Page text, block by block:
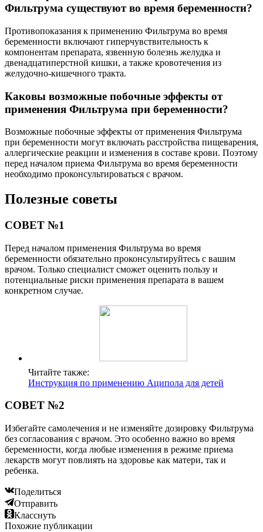
Фильтрума существуют во время беременности?
Противопоказания к применению Фильтрума во время
беременности включают гиперчувствительность к
компонентам препарата, язвенную болезнь желудка и
двенадцатиперстной кишки, а также кровотечения из
желудочно-кишечного тракта.
Каковы возможные побочные эффекты от
применения Фильтрума при беременности?
Возможные побочные эффекты от применения Фильтрума
при беременности могут включать расстройства пищеварения,
аллергические реакции и изменения в составе крови. Поэтому
перед началом приема Фильтрума во время беременности
необходимо проконсультироваться с врачом.
Полезные советы
СОВЕТ №1
Перед началом применения Фильтрума во время
беременности обязательно проконсультируйтесь с вашим
врачом. Только специалист сможет оценить пользу и
потенциальные риски применения препарата в вашем
конкретном случае.
Читайте также:
Инструкция по применению Аципола для детей
СОВЕТ №2
Избегайте самолечения и не изменяйте дозировку Фильтрума
без согласования с врачом. Это особенно важно во время
беременности, когда любые изменения в режиме приема
лекарств могут повлиять на здоровье как матери, так и
ребенка.
Поделиться
Отправить
Класснуть
Похожие публикации